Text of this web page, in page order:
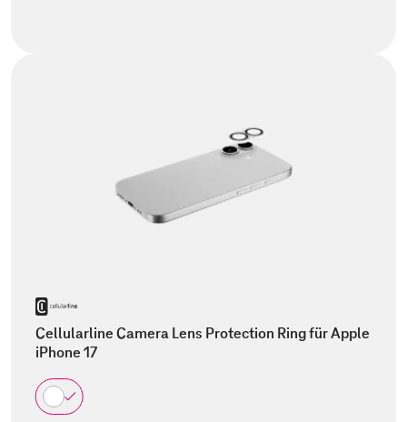
Cellularline Camera Lens Protection Ring für Apple
iPhone 17